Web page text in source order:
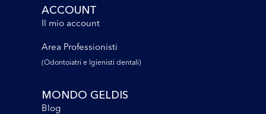
ACCOUNT
Il mio account
Area Professionisti
(Odontoiatri e lgienisti dentali)
MONDO GELDIS
Blog